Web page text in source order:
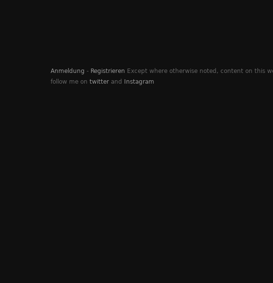
Anmeldung - Registrieren Except where otherwise noted, content on this
follow me on twitter and Instagram